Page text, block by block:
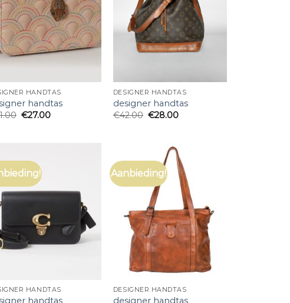
HANDTAS
handtas
€27.00
DESIGNER HANDTAS
designer handtas
€42.00 €28.00
HANDTAS
Aanbieding!
DESIGNER HANDTAS